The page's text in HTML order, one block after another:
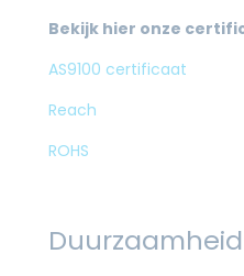
Bekijk hier onze
AS9100 certificaat
Reach
ROHS